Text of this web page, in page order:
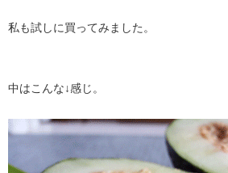
私も試しに買ってみました。
中はこんな↓感じ。